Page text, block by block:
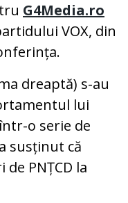
G4Media.ro
VOX, din
dreaptă) s-au
lui
o serie de
susținut că
PNȚCD la